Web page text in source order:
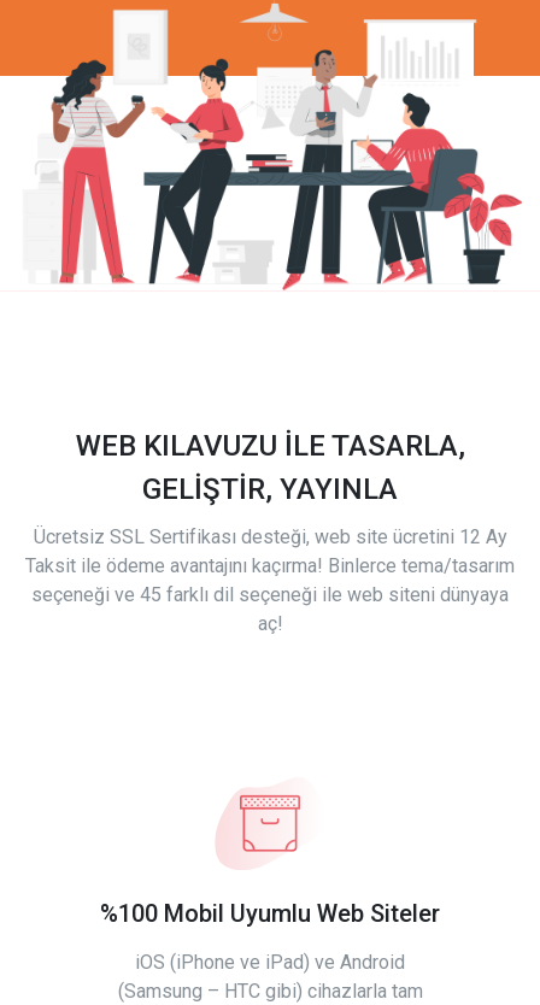
WEB KILAVUZU İLE TASARLA,
GELİŞTİR, YAYINLA
Ücretsiz SSL Sertifikası desteği, web site ücretini 12 Ay
Taksit ile ödeme avantajını kaçırma! Binlerce tema/tasarım
seçeneği ve 45 farklı dil seçeneği ile web siteni dünyaya
aç!
%100 Mobil Uyumlu Web Siteler
iOS (iPhone ve iPad) ve Android
(Samsung – HTC gibi) cihazlarla tam